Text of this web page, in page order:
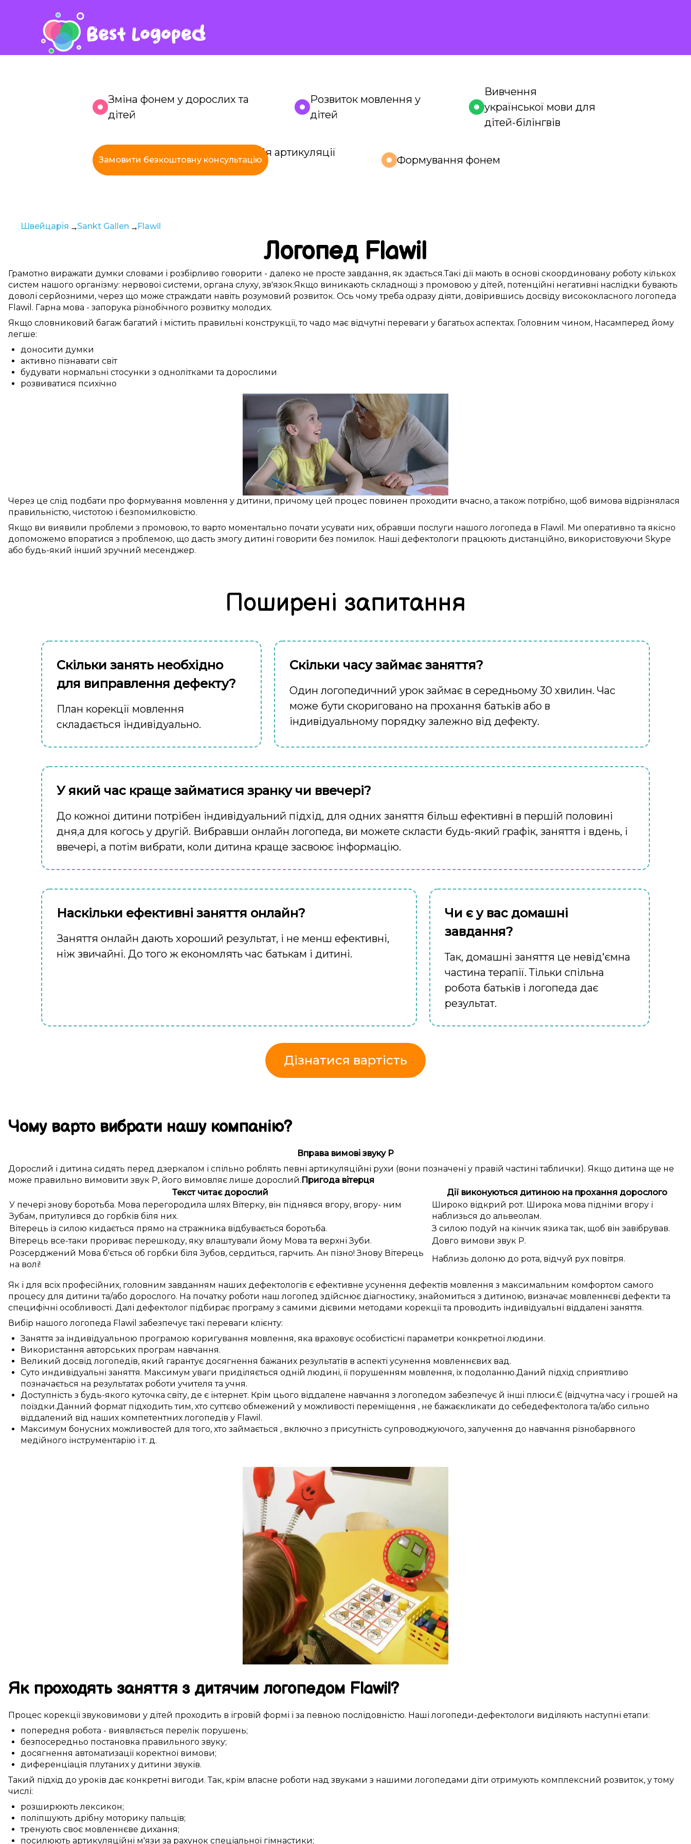
Зміна фонем у дорослих та
дітей
Розвиток мовлення у
дітей
Вивчення
української мови для
дітей-білінгвів
Корекція артикуляції
звуків
Формування фонем
Замовити безкоштовну консультацію
Швейцарія Sankt Gallen Flawil
Логопед Flawil
Грамотно виражати думки словами і розбірливо говорити - далеко не просте завдання, як здається.Такі дії мають в основі скоординовану роботу кількох
систем нашого організму: нервової системи, органа слуху, зв'язок.Якщо виникають складнощі з промовою у дітей, потенційні негативні наслідки бувають
доволі серйозними, через що може страждати навіть розумовий розвиток. Ось чому треба одразу діяти, довірившись досвіду висококласного логопеда
Flawil . Гарна мова - запорука різнобічного розвитку молодих.
Якщо словниковий багаж багатий і містить правильні конструкції, то чадо має відчутні переваги у багатьох аспектах. Головним чином, Насамперед йому
легше:
доносити думки
активно пізнавати світ
будувати нормальні стосунки з однолітками та дорослими
розвиватися психічно
Через це слід подбати про формування мовлення у дитини, причому цей процес повинен проходити вчасно, а також потрібно, щоб вимова відрізнялася
правильністю, чистотою і безпомилковістю.
Якщо ви виявили проблеми з промовою, то варто моментально почати усувати них, обравши послуги нашого логопеда в Flawil . Ми оперативно та якісно
допоможемо впоратися з проблемою, що дасть змогу дитині говорити без помилок. Наші дефектологи працюють дистанційно, використовуючи Skype
або будь-який інший зручний месенджер.
Поширені запитання
Скільки занять необхідно
для виправлення дефекту?
План корекції мовлення
складається індивідуально.
Скільки часу займає заняття?
Один логопедичний урок займає в середньому 30 хвилин. Час
може бути скориговано на прохання батьків або в
індивідуальному порядку залежно від дефекту.
У який час краще займатися зранку чи ввечері?
До кожної дитини потрібен індивідуальний підхід, для одних заняття більш ефективні в першій половині
дня,а для когось у другій. Вибравши онлайн логопеда, ви можете скласти будь-який графік, заняття і вдень, і
ввечері, а потім вибрати, коли дитина краще засвоює інформацію.
Наскільки ефективні заняття онлайн?
Заняття онлайн дають хороший результат, і не менш ефективні,
ніж звичайні. До того ж економлять час батькам і дитині.
Чи є у вас домашні
завдання?
Так, домашні заняття це невід'ємна
частина терапії. Тільки спільна
робота батьків і логопеда дає
результат.
Дізнатися вартість
Чому вартовибрати нашу компанію?
Вправа вимові звуку Р
Дорослий і дитина сидять перед дзеркалом і спільно роблять певні артикуляційні рухи (вони позначені у правій частині таблички). Якщо дитина ще не
може правильно вимовити звук Р, його вимовляє лише дорослий.Пригода вітерця
Текст читає дорослий
Дії виконуються дитиною на прохання дорослого
У печері знову боротьба. Мова перегородила шлях Вітерку, він піднявся вгору, вгору- ним
Зубам, притулився до горбків біля них.
Широко відкрий рот. Широка мова підніми вгору і
наблизься до альвеолам.
Вітерець із силою кидається прямо на стражника відбувається боротьба.
З силою подуй на кінчик язика так, щоб він завібрував.
Вітерець все-таки прориває перешкоду, яку влаштували йому Мова та верхні Зуби.
Довго вимови звук Р.
Розсерджений Мова б'ється об горбки біля Зубов, сердиться, гарчить. Ан пізно! Знову Вітерець
на волі!
Наблизь долоню до рота, відчуй рух повітря.
Як і для всіх професійних, головним завданням наших дефектологів є ефективне усунення дефектів мовлення з максимальним комфортом самого
процесу для дитини та/або дорослого. На початку роботи наш логопед здійснює діагностику, знайомиться з дитиною, визначає мовленнєві дефекти та
специфічні особливості. Далі дефектолог підбирає програму з самими дієвими методами корекціїта проводить індивідуальні віддалені заняття.
Вибір нашого логопеда Flawil забезпечує такі переваги клієнту:
Заняття за індивідуальною програмою коригування мовлення, яка враховує особистісні параметри конкретноїлюдини.
Використання авторських програм навчання.
Великий досвідлогопедів, який гарантує досягнення бажаних результатів в аспекті усунення мовленнєвих вад.
Суто индивідуальні заняття. Максимум уваги приділяється одній людині, її порушенням мовлення, їх подоланню.Даний підхід сприятливо
позначається на результатах роботи учителя та учня.
Доступність з будь-якого куточка світу, де є інтернет. Крім цього віддалене навчання злогопедом забезпечує й інші плюси.Є (відчутна часу і грошей на
поїздки.Данний формат підходить тим, хто суттєво обмежений у можливості переміщення , не бажаєкликати до себедефектолога та/або сильно
віддалений від наших компетентнихлогопедів у Flawil .
Максимум бонусних можливостей длятого, хто займається , включно з присутність супроводжуючого, залучення до навчання різнобарвного
медійного інструментарію і т. д.
Як проходять заняття з дитячим логопедом Flawil?
Процес корекції звуковимови у дітей проходить в ігровій формі і за певною послідовністю. Нашілогопеди-дефектологи виділяють наступні етапи:
попередня робота - виявляється перелік порушень;
безпосередньо постановка правильного звуку;
досягнення автоматизації коректної вимови;
диференціація плутаних у дитини звуків.
Такий підхід до уроків дає конкретні вигоди. Так, крім власне роботи над звуками з нашимилогопедами діти отримують комплексний розвиток, у тому
числі:
розширюють лексикон;
поліпшують дрібну моторику пальців;
тренують своє мовленнєве дихання;
посилюють артикуляційні м'язи за рахунок спеціальної гімнастики;